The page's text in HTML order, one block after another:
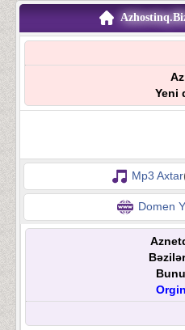
Yeni
Mp3 Axtar
Domen